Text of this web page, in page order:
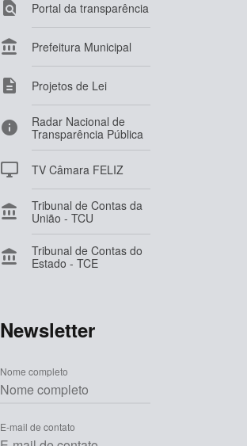
 Portal da transparência
 Prefeitura Municipal
 Projetos de Lei

Radar Nacional de
Transparência Pública
 TV Câmara FELIZ

Tribunal de Contas da
União - TCU

Tribunal de Contas do
Estado - TCE
Newsletter
Nome completo
E-mail de contato